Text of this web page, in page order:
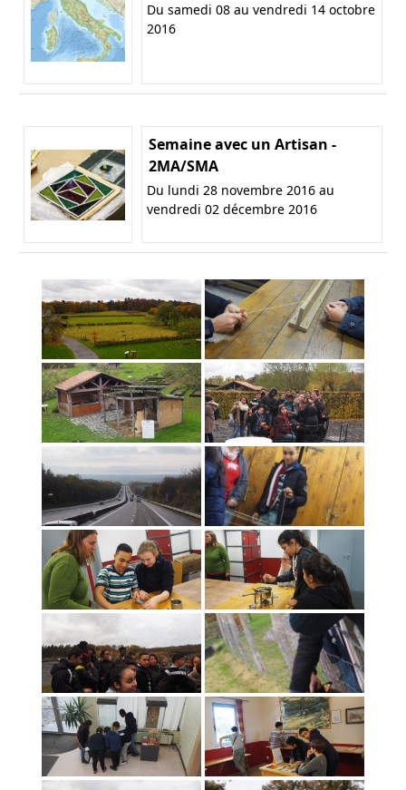
Du samedi 08 au vendredi 14 octobre
2016
Semaine avec un Artisan -
2MA/SMA
Du lundi 28 novembre 2016 au
vendredi 02 décembre 2016